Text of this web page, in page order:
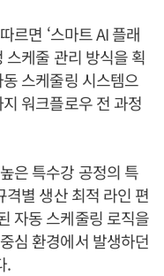
르면 ‘스마트 AI 플래
스케줄 관리 방식을 획
스케줄링 시스템으
워크플로우 전 과정
은 특수강 공정의 특
별 생산 최적 라인 편
자동 스케줄링 로직을
심 환경에서 발생하던
.